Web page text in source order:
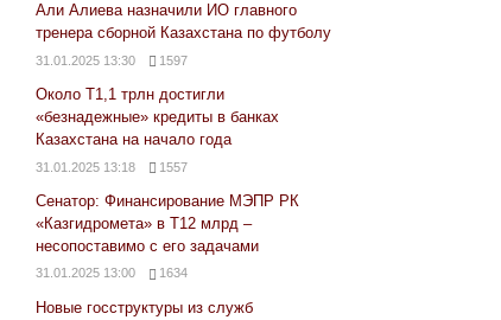
Али Алиева назначили ИО главного
тренера сборной Казахстана по футболу
31.01.2025 13:30 1597
Около Т1,1 трлн достигли
«безнадежные» кредиты в банках
Казахстана на начало года
31.01.2025 13:18 1557
Сенатор: Финансирование МЭПР РК
«Казгидромета» в Т12 млрд –
несопоставимо с его задачами
31.01.2025 13:00 1634
Новые госструктуры из служб